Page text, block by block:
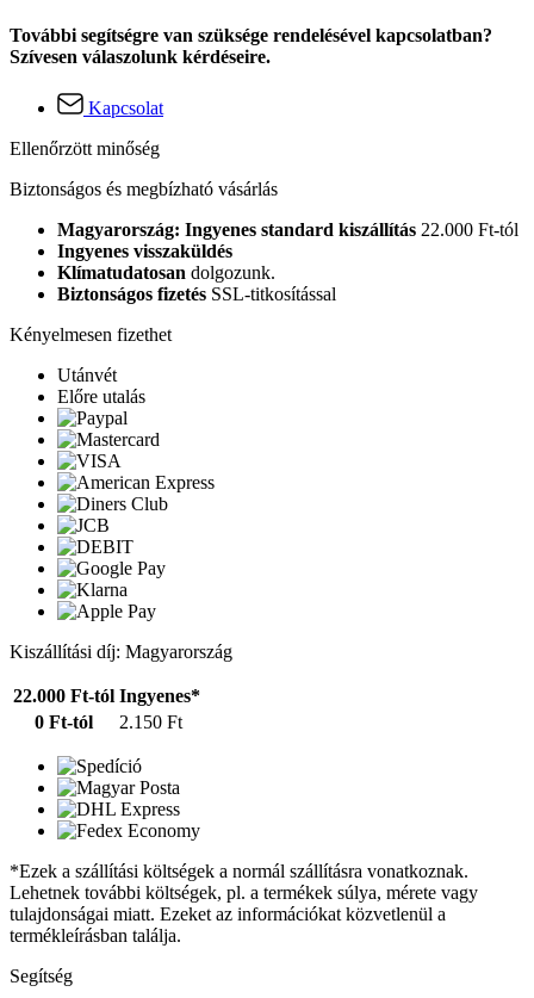
További segítségre van szüksége rendelésével kapcsolatban?
Szívesen válaszolunk kérdéseire.
Kapcsolat
Ellenőrzött minőség
Biztonságos és megbízható vásárlás
Magyarország: Ingyenes standard kiszállítás 22.000 Ft-tól
Ingyenes visszaküldés
Klímatudatosan dolgozunk.
Biztonságos fizetés SSL-titkosítással
Kényelmesen fizethet
Utánvét
Előre utalás
Kiszállítási díj: Magyarország
22.000 Ft-tól Ingyenes*
0 Ft-tól
2.150 Ft
*Ezek a szállítási költségek a normál szállításra vonatkoznak.
Lehetnek további költségek, pl. a termékek súlya, mérete vagy
tulajdonságai miatt. Ezeket az információkat közvetlenül a
termékleírásban találja.
Segítség